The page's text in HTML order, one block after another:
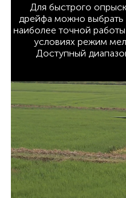
Для быстрого
дрейфа можно выбрать
наиболее точной
условиях режим
Доступный